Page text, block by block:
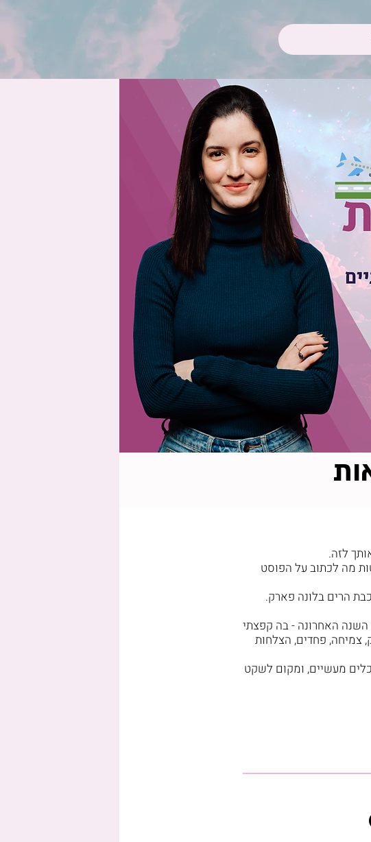
מה לכתוב על הפוסט
ונכתב על פני השנה האחרונה - בה קפצתי
צמיחה, פחדים, הצלחות
מעשיים, ומקום לשקט